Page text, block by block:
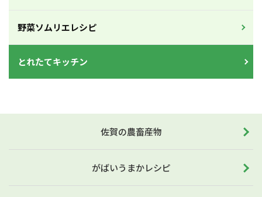
野菜ソムリエレシピ
とれたてキッチン
佐賀の農畜産物
がばいうまかレシピ